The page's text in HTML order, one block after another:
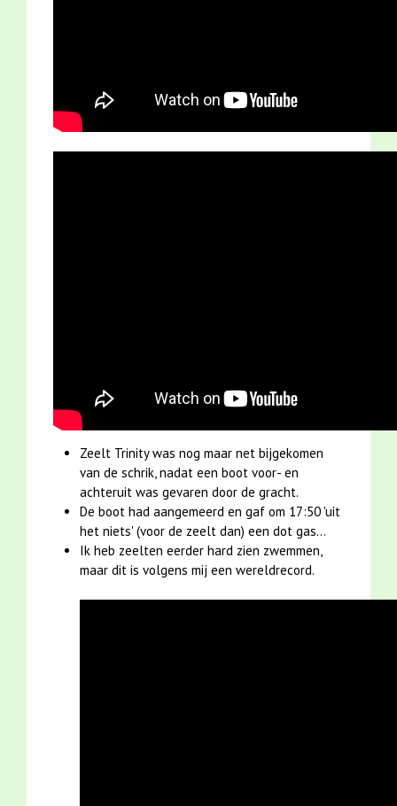
Zeelt Trinity was nog maar net bijgekomen
van de schrik, nadat een boot voor- en
achteruit was gevaren door de gracht.
De boot had aangemeerd en gaf om 17:50 'uit
het niets' (voor de zeelt dan) een dot gas...
Ik heb zeelten eerder hard zien zwemmen,
maar dit is volgens mij een wereldrecord.